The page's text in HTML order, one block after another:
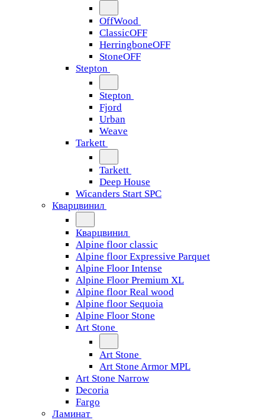
OffWood
ClassicOFF
HerringboneOFF
StoneOFF
Stepton
Stepton
Fjord
Urban
Weave
Tarkett
Tarkett
Deep House
Wicanders Start SPC
Кварцвинил
Кварцвинил
Alpine floor classic
Alpine floor Expressive Parquet
Alpine Floor Intense
Alpine Floor Premium XL
Alpine floor Real wood
Alpine floor Sequoia
Alpine Floor Stone
Art Stone
Art Stone
Art Stone Armor MPL
Art Stone Narrow
Decoria
Fargo
Ламинат